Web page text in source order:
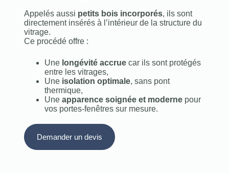
Appelés aussi petits bois incorporés, ils sont
directement insérés à l’intérieur de la structure du
vitrage.
Ce procédé offre :
Une longévité accruecar ils sont protégés
entre les vitrages,
Une isolation optimale, sans pont
thermique,
Une apparence soignée et modernepour
vos portes‑fenêtres sur mesure.
Demander un devis